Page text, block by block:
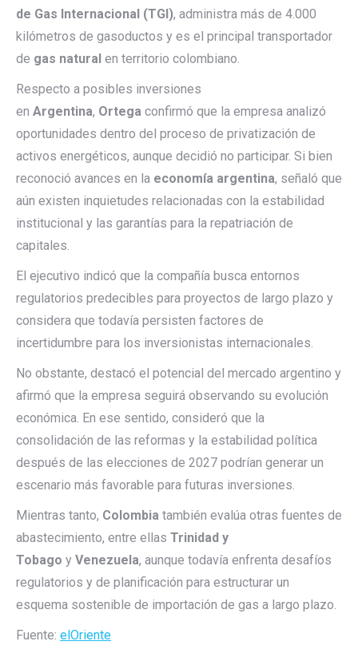
de Gas Internacional (TGI), administra más de 4.000
kilómetros de gasoductos y es el principal transportador
de gas natural en territorio colombiano.
Respecto a posibles inversiones
en Argentina, Ortega confirmó que la empresa analizó
oportunidades dentro del proceso de privatización de
activos energéticos, aunque decidió no participar. Si bien
reconoció avances en la economía argentina, señaló que
aún existen inquietudes relacionadas con la estabilidad
institucional y las garantías para la repatriación de
capitales.
El ejecutivo indicó que la compañía busca entornos
regulatorios predecibles para proyectos de largo plazo y
considera que todavía persisten factores de
incertidumbre para los inversionistas internacionales.
No obstante, destacó el potencial del mercado argentino y
afirmó que la empresa seguirá observando su evolución
económica. En ese sentido, consideró que la
consolidación de las reformas y la estabilidad política
después de las elecciones de 2027 podrían generar un
escenario más favorable para futuras inversiones.
Mientras tanto, Colombia también evalúa otras fuentes de
abastecimiento, entre ellas Trinidad y
Tobago y Venezuela, aunque todavía enfrenta desafíos
regulatorios y de planificación para estructurar un
esquema sostenible de importación de gas a largo plazo.
Fuente: elOriente